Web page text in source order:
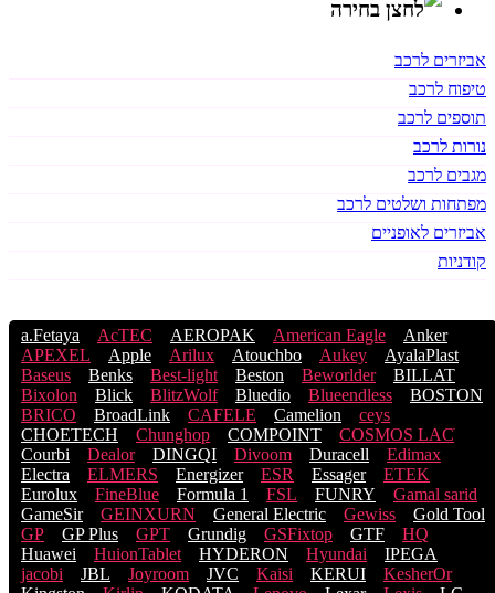
אביזרים לרכב
טיפוח לרכב
תוספים לרכב
נורות לרכב
מגבים לרכב
מפתחות ושלטים לרכב
אביזרים לאופניים
קודניות
a.Fetaya AcTEC AEROPAK American Eagle
Anker
APEXEL
Apple Arilux Atouchbo Aukey
AyalaPlast
Baseus
Benks Best-light Beston Beworlder
BILLAT
Bixolon
Blick BlitzWolf Bluedio Blueendless
BOSTON
BRICO
BroadLink CAFELE Camelion
ceys
CHOETECH
Chunghop COMPOINT
COSMOS LACֹ
Courbi
Dealor DINGQI Divoom Duracell
Edimax
Electra
ELMERS Energizer ESR Essager
ETEK
Eurolux
FineBlue Formula 1 FSL FUNRY
Gamal sarid
GameSir
GEINXURN General Electric Gewiss
Gold Tool
GP
GP Plus GPT Grundig GSFixtop GTF
HQ
Huawei
HuionTablet HYDERON Hyundai
IPEGA
jacobi
JBL Joyroom JVC Kaisi KERUI
KesherOr